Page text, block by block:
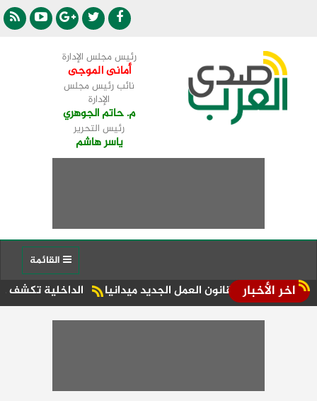
رئيس مجلس الإدارة
أمانى الموجى
نائب رئيس مجلس
الإدارة
م. حاتم الجوهري
رئيس التحرير
ياسر هاشم
اخر الأخبار الداخلية تكشف حقيقة ادعاءات العمل الجديد ميدانيا